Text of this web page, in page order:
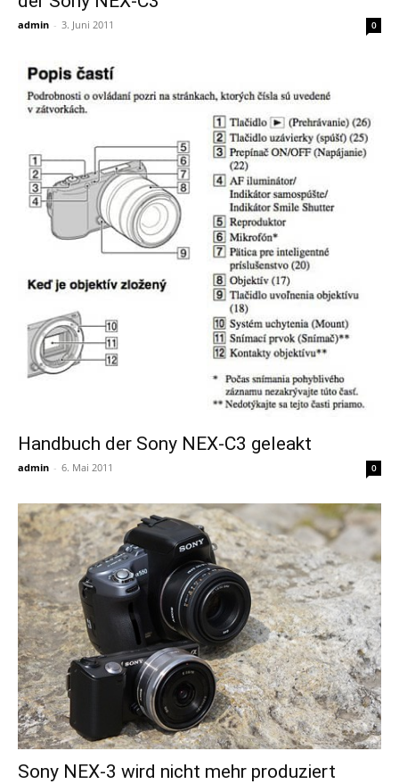
admin - 3. Juni 2011 0
Handbuch der Sony NEX-C3 geleakt
admin - 6. Mai 2011 0
Sony NEX-3 wird nicht mehr produziert